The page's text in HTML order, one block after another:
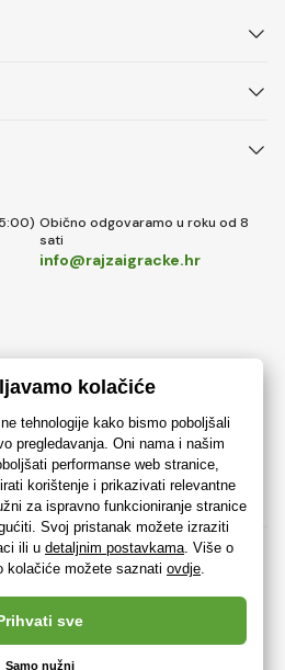
Obično odgovaramo u roku od 8
sati
info@rajzaigracke.hr
Sva prava pridržana
om i primjenjuju se
tvrtke Google i njihova